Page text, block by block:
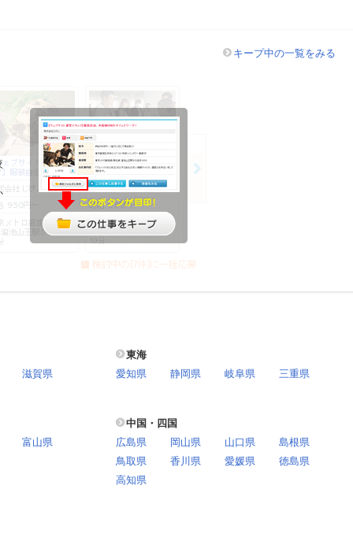
キープ中の一覧をみる
滋賀県
東海
愛知県
静岡県 岐阜県 三重県
富山県
中国・四国
広島県
岡山県 山口県
島根県
鳥取県
香川県 愛媛県
徳島県
高知県